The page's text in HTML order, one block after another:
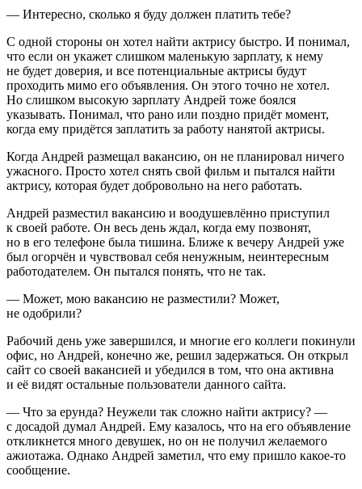
— Интересно, сколько я буду должен платить тебе?
С одной стороны он хотел найти актрису быстро. И понимал,
что если он укажет слишком маленькую зарплату, к нему
не будет доверия, и все потенциальные актрисы будут
проходить мимо его объявления. Он этого точно не хотел.
Но слишком высокую зарплату Андрей тоже боялся
указывать. Понимал, что рано или поздно придёт момент,
когда ему придётся заплатить за работу нанятой актрисы.
Когда Андрей размещал вакансию, он не планировал ничего
ужасного. Просто хотел снять свой фильм и пытался найти
актрису, которая будет добровольно на него работать.
Андрей разместил вакансию и воодушевлённо приступил
к своей работе. Он весь день ждал, когда ему позвонят,
но в его телефоне была тишина. Ближе к вечеру Андрей уже
был огорчён и чувствовал себя ненужным, неинтересным
работодателем. Он пытался понять, что не так.
— Может, мою вакансию не разместили? Может,
не одобрили?
Рабочий день уже завершился, и многие его коллеги покинули
офис, но Андрей, конечно же, решил задержаться. Он открыл
сайт со своей вакансией и убедился в том, что она активна
и её видят остальные пользователи данного сайта.
— Что за ерунда? Неужели так сложно найти актрису? —
с досадой думал Андрей. Ему казалось, что на его объявление
откликнется много девушек, но он не получил желаемого
ажиотажа. Однако Андрей заметил, что ему пришло какое-то
сообщение.